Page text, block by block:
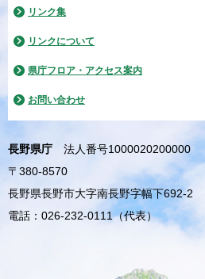
リンク集
リンクについて
県庁フロア・アクセス案内
お問い合わせ
長野県庁
法人番号1000020200000
〒380-8570
長野県長野市大字南長野字幅下692-2
電話：026-232-0111（代表）